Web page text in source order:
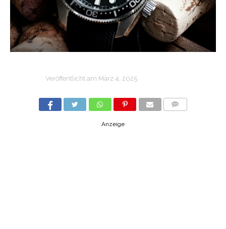
Veröffentlicht am März 4, 2025
Anzeige